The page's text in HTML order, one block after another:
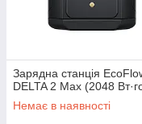
Зарядна станція
DELTA 2 Max (2048
Немає в наявності